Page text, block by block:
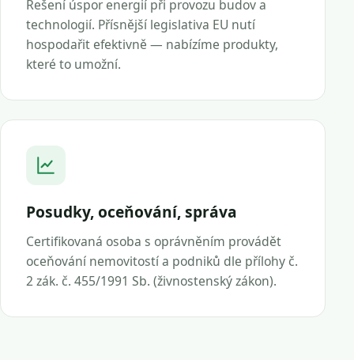
Řešení úspor energií při provozu budov a
technologií. Přísnější legislativa EU nutí
hospodařit efektivně — nabízíme produkty,
které to umožní.
Posudky, oceňování, správa
Certifikovaná osoba s oprávněním provádět
oceňování nemovitostí a podniků dle přílohy č.
2 zák. č. 455/1991 Sb. (živnostenský zákon).